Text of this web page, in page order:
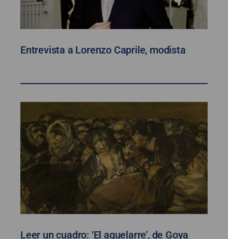
Entrevista a Lorenzo Caprile, modista
Leer un cuadro: ‘El aquelarre’, de Goya